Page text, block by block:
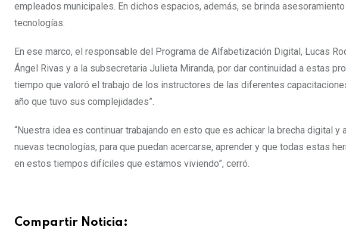
empleados municipales. En dichos espacios, además, se brinda
tecnologías.
En ese marco, el responsable del Programa de Alfabetización Digital, Lucas
Ángel Rivas y a la subsecretaria Julieta Miranda, por dar continuidad a estas
tiempo que valoró el trabajo de los instructores de las diferentes
año que tuvo sus complejidades”.
“Nuestra idea es continuar trabajando en esto que es achicar la brecha digital
nuevas tecnologías, para que puedan acercarse, aprender y que todas estas
en estos tiempos difíciles que estamos viviendo”, cerró.
Compartir Noticia: